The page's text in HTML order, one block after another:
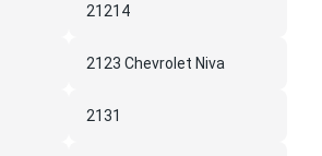
21214
2123 Chevrolet Niva
2131